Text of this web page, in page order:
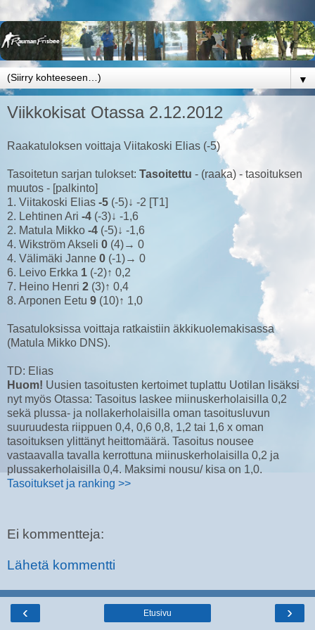
▼
Viikkokisat Otassa 2.12.2012
Raakatuloksen voittaja Viitakoski Elias (-5)
Tasoitetun sarjan tulokset: Tasoitettu - (raaka) - tasoituksen
muutos - [palkinto]
1. Viitakoski Elias -5 (-5)↓ -2 [T1]
2. Lehtinen Ari -4 (-3)↓ -1,6
2. Matula Mikko -4 (-5)↓ -1,6
4. Wikström Akseli 0 (4)→ 0
4. Välimäki Janne 0 (-1)→ 0
6. Leivo Erkka 1 (-2)↑ 0,2
7. Heino Henri 2 (3)↑ 0,4
8. Arponen Eetu 9 (10)↑ 1,0
Tasatuloksissa voittaja ratkaistiin äkkikuolemakisassa
(Matula Mikko DNS).
TD: Elias
Huom! Uusien tasoitusten kertoimet tuplattu Uotilan lisäksi
nyt myös Otassa: Tasoitus laskee miinuskerholaisilla 0,2
sekä plussa- ja nollakerholaisilla oman tasoitusluvun
suuruudesta riippuen 0,4, 0,6 0,8, 1,2 tai 1,6 x oman
tasoituksen ylittänyt heittomäärä. Tasoitus nousee
vastaavalla tavalla kerrottuna miinuskerholaisilla 0,2 ja
plussakerholaisilla 0,4. Maksimi nousu/ kisa on 1,0.
Tasoitukset ja ranking >>
Ei kommentteja:
Lähetä kommentti
‹ ›
Etusivu